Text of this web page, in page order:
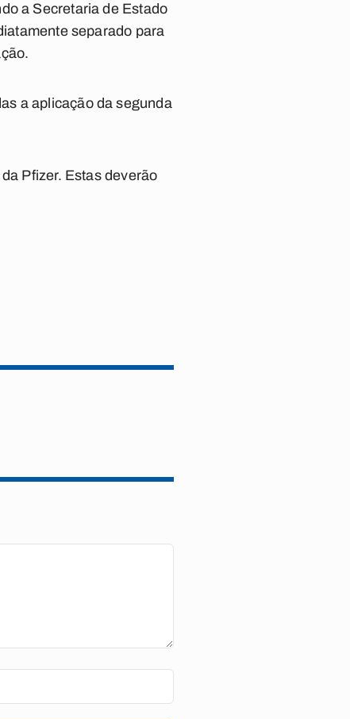
a Secretaria de Estado
separado para
a aplicação da segunda
Pfizer. Estas deverão